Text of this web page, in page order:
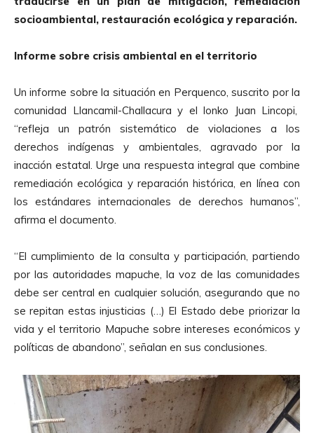
socioambiental, restauración ecológica y reparación.
Informe sobre crisis ambiental en el territorio
Un informe sobre la situación en Perquenco, suscrito por la
comunidad Llancamil-Challacura y el lonko Juan Lincopi,
“refleja un patrón sistemático de violaciones a los
derechos indígenas y ambientales, agravado por la
inacción estatal. Urge una respuesta integral que combine
remediación ecológica y reparación histórica, en línea con
los estándares internacionales de derechos humanos”,
afirma el documento.
“El cumplimiento de la consulta y participación, partiendo
por las autoridades mapuche, la voz de las comunidades
debe ser central en cualquier solución, asegurando que no
se repitan estas injusticias (…) El Estado debe priorizar la
vida y el territorio Mapuche sobre intereses económicos y
políticas de abandono”, señalan en sus conclusiones.